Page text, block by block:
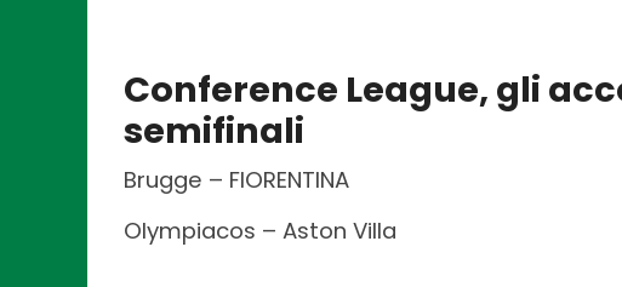
Conference League, gli
semifinali
Brugge – FIORENTINA
Olympiacos – Aston Villa